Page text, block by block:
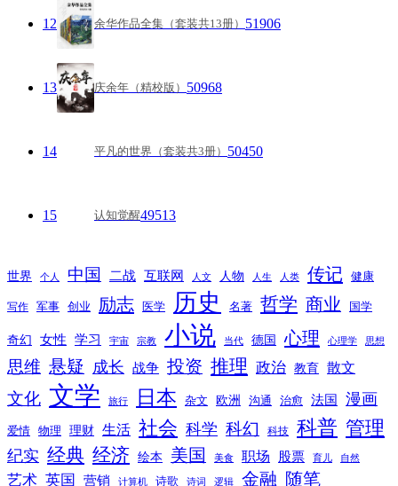
12 余华作品全集（套装共13册） 51906
13 庆余年（精校版） 50968
14 平凡的世界（套装共3册） 50450
15 认知觉醒49513
世界 个人 中国 二战 互联网 人文 人物 人生 人类 传记 健康
写作 军事 创业 励志 医学 历史 名著 哲学 商业 国学
奇幻 女性 学习 宇宙 宗教 小说 当代 德国 心理 心理学 思想
思维 悬疑 成长 战争 投资 推理 政治 教育 散文
文化 文学 旅行 日本 杂文 欧洲 沟通 治愈 法国 漫画
爱情 物理 理财 生活 社会 科学 科幻 科技 科普 管理
纪实 经典 经济 绘本 美国 美食 职场 股票 育儿 自然
艺术 英国 营销 计算机 诗歌 诗词 逻辑 金融 随笔